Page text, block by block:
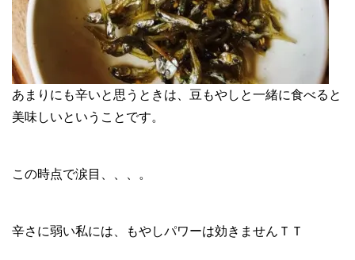
あまりにも辛いと思うときは、豆もやしと一緒に食べると
美味しいということです。
この時点で涙目、、、。
辛さに弱い私には、もやしパワーは効きませんＴＴ